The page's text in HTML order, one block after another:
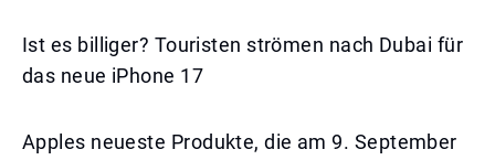
Ist es billiger? Touristen strömen nach Dubai für
das neue iPhone 17
Apples neueste Produkte, die am 9. September